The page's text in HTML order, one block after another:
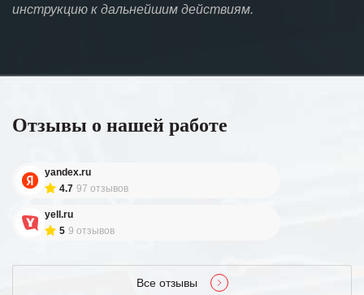
инструкцию к дальнейшим действиям.
Отзывы о нашей работе
yandex.ru
4.7 97 отзывов
yell.ru
5 9 отзывов
Все отзывы